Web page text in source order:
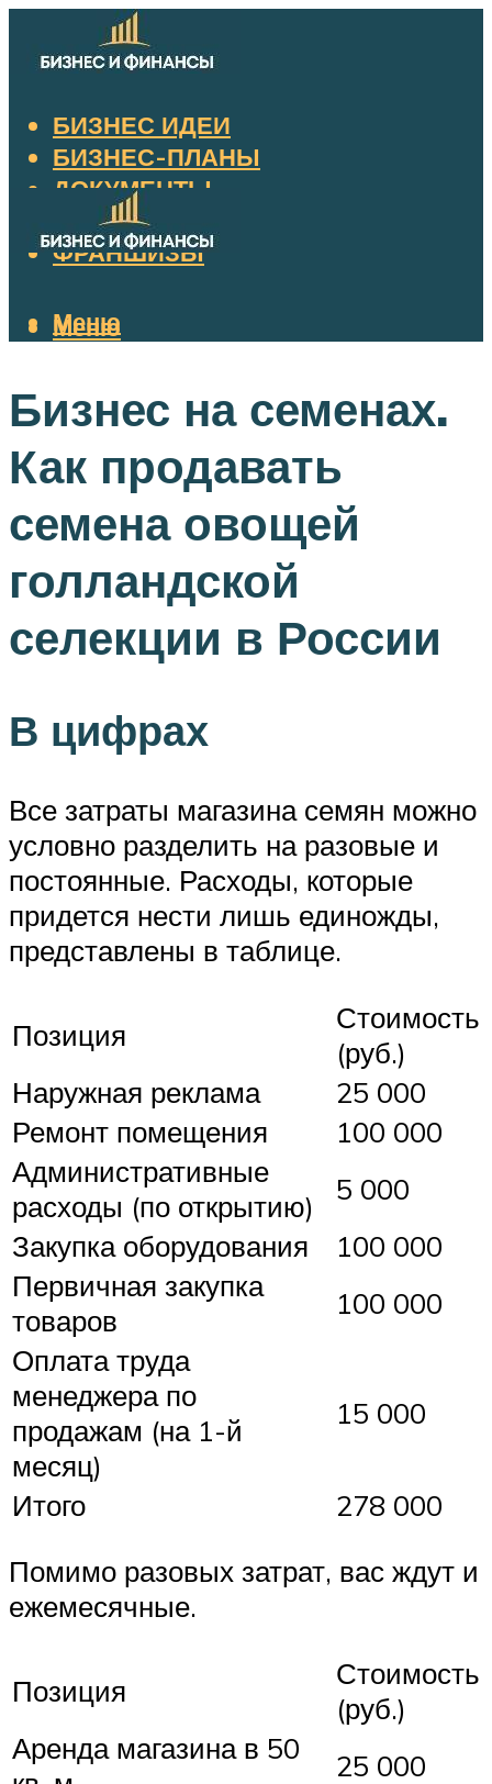
БИЗНЕС ИДЕИ
БИЗНЕС-ПЛАНЫ
ДОКУМЕНТЫ
НАЛОГИ
ФРАНШИЗЫ
Меню
Меню
Бизнес на семенах.
Как продавать
семена овощей
голландской
селекции в России
В цифрах
Все затраты магазина семян можно
условно разделить на разовые и
постоянные. Расходы, которые
придется нести лишь единожды,
представлены в таблице.
Позиция
Стоимость
(руб.)
Наружная реклама
25 000
Ремонт помещения
100 000
Административные
расходы (по открытию)
5 000
Закупка оборудования
100 000
Первичная закупка
товаров
100 000
Оплата труда
менеджера по
продажам (на 1-й
месяц)
15 000
Итого
278 000
Помимо разовых затрат, вас ждут и
ежемесячные.
Позиция
Стоимость
(руб.)
Аренда магазина в 50
25 000